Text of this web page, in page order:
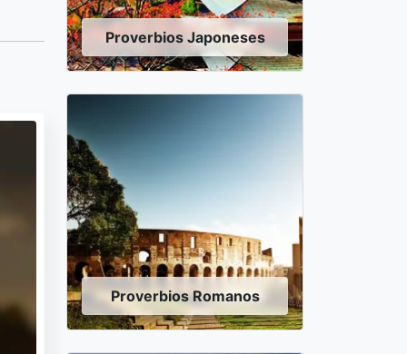
Proverbios Japoneses
Proverbios Romanos